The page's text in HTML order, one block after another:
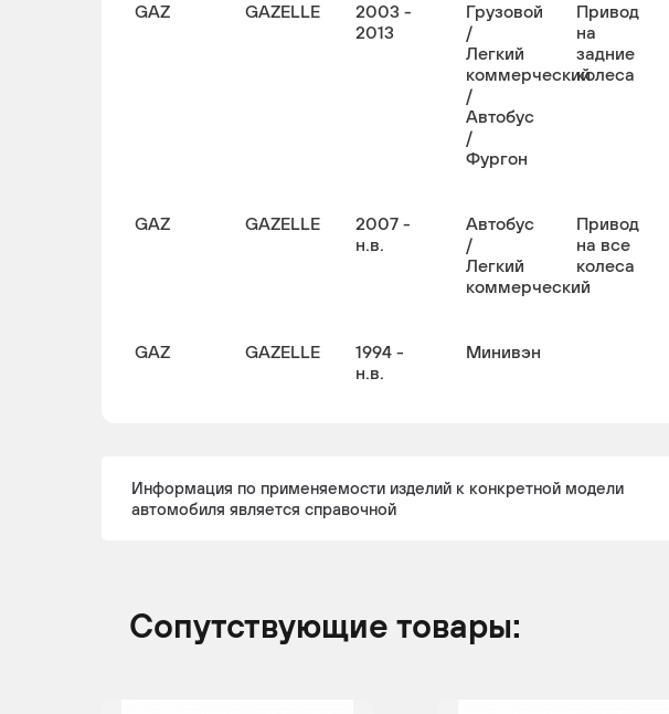
GAZ GAZELLE
2003 -
2013
Грузовой
/
Легкий
коммерческий
/
Автобус
/
Фургон
Привод
на
задние
колеса
GAZ GAZELLE
2007 -
н.в.
Автобус
/
Легкий
коммерческий
Привод
на все
колеса
GAZ GAZELLE
1994 -
н.в.
Минивэн
Информация по применяемости изделий к конкретной модели
автомобиля является справочной
Сопутствующие товары: